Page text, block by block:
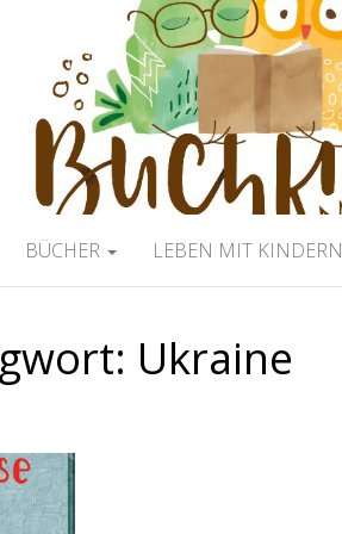
BÜCHER LEBEN MIT KINDERN
Ukraine